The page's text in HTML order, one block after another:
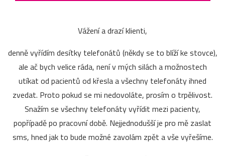
Vážení a drazí klienti,
denně vyřídím desítky telefonátů (někdy se to blíží ke stovce),
ale ač bych velice ráda, není v mých silách a možnostech
utíkat od pacientů od křesla a všechny telefonáty ihned
zvedat. Proto pokud se mi nedovoláte, prosím o trpělivost.
Snažím se všechny telefonáty vyřídit mezi pacienty,
popřípadě po pracovní době. Nejjednodušší je pro mě zaslat
sms, hned jak to bude možné zavolám zpět a vše vyřešíme.